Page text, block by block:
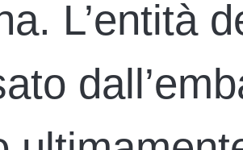
L’entità